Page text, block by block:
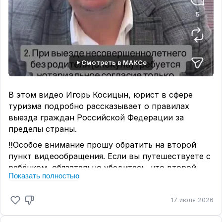
Смотреть в МАКСе
В этом видео Игорь Косицын, юрист в сфере
туризма подробно рассказывает о правилах
выезда граждан Российской Федерации за
пределы страны.
‼️Особое внимание прошу обратить на второй
пункт видеообращения. Если вы путешествуете с
ребёнком, обязательно убедитесь, что второй
родитель не подавал тайно заявления о запрете
даже при наличии всех остальных документов.
Недавно мы столкнулись с ситуацией именно по
Показать полностью
17 июля 2026